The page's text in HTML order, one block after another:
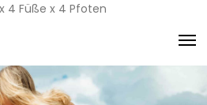
4 Füße x 4 Pfoten